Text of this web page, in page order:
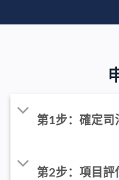
第1步：確定司
第2步：項目評